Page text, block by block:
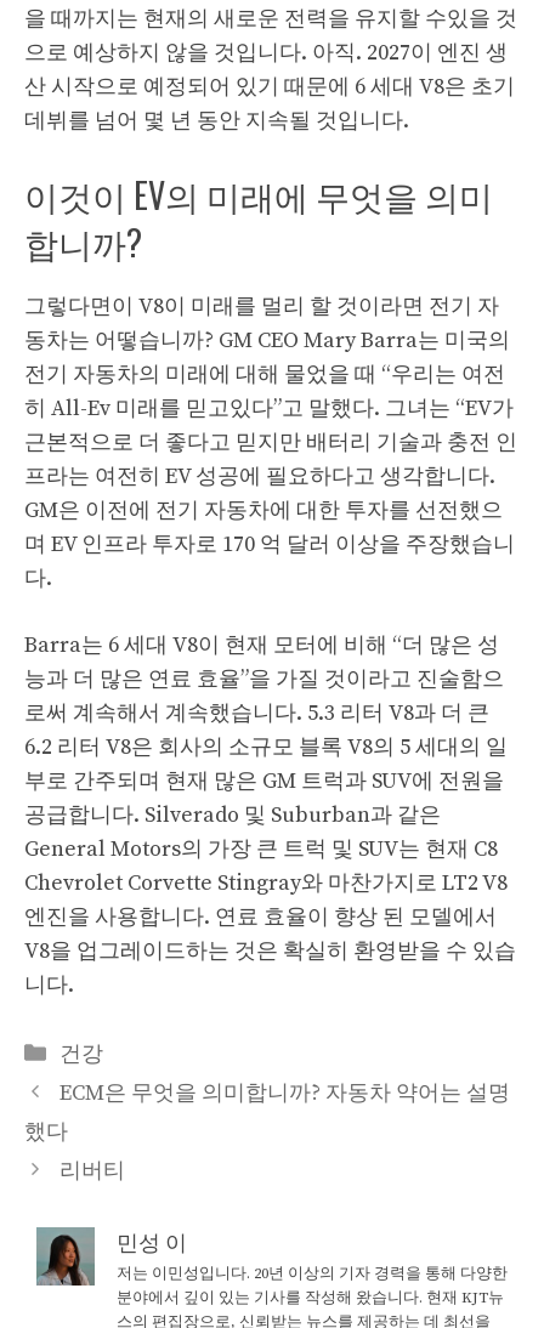
을 때까지는 현재의 새로운 전력을 유지할 수있을 것
으로 예상하지 않을 것입니다. 아직. 2027이 엔진 생
산 시작으로 예정되어 있기 때문에 6 세대 V8은 초기
데뷔를 넘어 몇 년 동안 지속될 것입니다.
이것이 EV의 미래에 무엇을 의미
합니까?
그렇다면이 V8이 미래를 멀리 할 것이라면 전기 자
동차는 어떻습니까? GM CEO Mary Barra는 미국의
전기 자동차의 미래에 대해 물었을 때 “우리는 여전
히 All-Ev 미래를 믿고있다”고 말했다. 그녀는 “EV가
근본적으로 더 좋다고 믿지만 배터리 기술과 충전 인
프라는 여전히 EV 성공에 필요하다고 생각합니다.
GM은 이전에 전기 자동차에 대한 투자를 선전했으
며 EV 인프라 투자로 170 억 달러 이상을 주장했습니
다.
Barra는 6 세대 V8이 현재 모터에 비해 “더 많은 성
능과 더 많은 연료 효율”을 가질 것이라고 진술함으
로써 계속해서 계속했습니다. 5.3 리터 V8과 더 큰
6.2 리터 V8은 회사의 소규모 블록 V8의 5 세대의 일
부로 간주되며 현재 많은 GM 트럭과 SUV에 전원을
공급합니다. Silverado 및 Suburban과 같은
General Motors의 가장 큰 트럭 및 SUV는 현재 C8
Chevrolet Corvette Stingray와 마찬가지로 LT2 V8
엔진을 사용합니다. 연료 효율이 향상 된 모델에서
V8을 업그레이드하는 것은 확실히 환영받을 수 있습
니다.
Categories
건강
ECM은 무엇을 의미합니까? 자동차 약어는 설명
했다
리버티
민성 이
저는 이민성입니다. 20년 이상의 기자 경력을 통해 다양한
분야에서 깊이 있는 기사를 작성해 왔습니다. 현재 KJT뉴
스의 편집장으로, 신뢰받는 뉴스를 제공하는 데 최선을